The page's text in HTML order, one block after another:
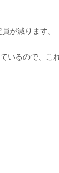
が減ります。
いるので、こ